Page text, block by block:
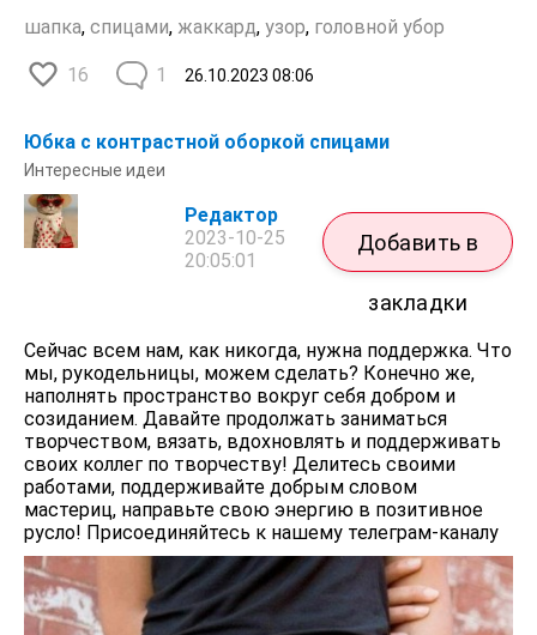
шапка, спицами, жаккард, узор, головной убор
16 26.10.2023 08:06
1
Юбка с контрастной оборкой спицами
Интересные идеи
Редактор
2023-10-25
20:05:01
Добавить в
закладки
Сейчас всем нам, как никогда, нужна поддержка. Что
мы, рукодельницы, можем сделать? Конечно же,
наполнять пространство вокруг себя добром и
созиданием. Давайте продолжать заниматься
творчеством, вязать, вдохновлять и поддерживать
своих коллег по творчеству! Делитесь своими
работами, поддерживайте добрым словом
мастериц, направьте свою энергию в позитивное
русло! Присоединяйтесь к нашему телеграм-каналу